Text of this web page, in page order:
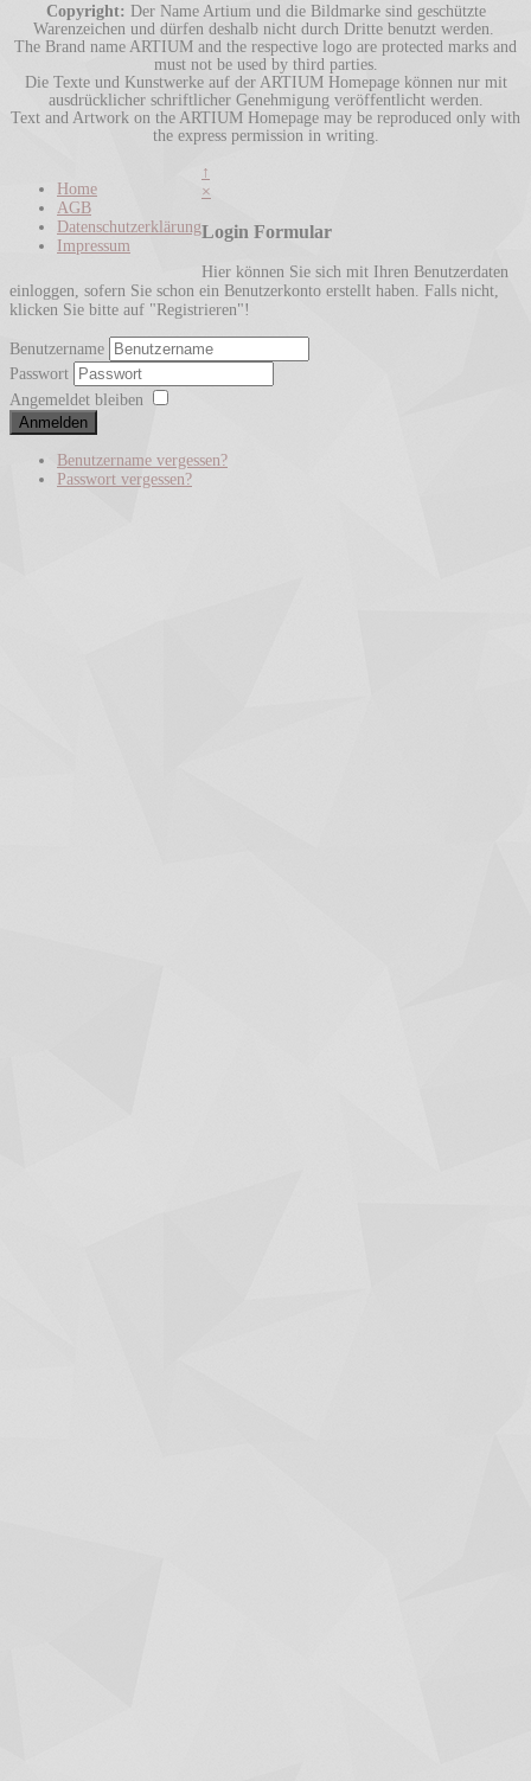
Copyright: Der Name Artium und die Bildmarke sind geschützte
Warenzeichen und dürfen deshalb nicht durch Dritte benutzt werden.
The Brand name ARTIUM and the respective logo are protected marks and
must not be used by third parties.
Die Texte und Kunstwerke auf der ARTIUM Homepage können nur mit
ausdrücklicher schriftlicher Genehmigung veröffentlicht werden.
Text and Artwork on the ARTIUM Homepage may be reproduced only with
the express permission in writing.
Home
AGB
Datenschutzerklärung
Impressum
↑
×
Login Formular
Hier können Sie sich mit Ihren Benutzerdaten
einloggen, sofern Sie schon ein Benutzerkonto erstellt haben. Falls nicht,
klicken Sie bitte auf "Registrieren"!
Benutzername
Passwort
Angemeldet bleiben
Anmelden
Benutzername vergessen?
Passwort vergessen?